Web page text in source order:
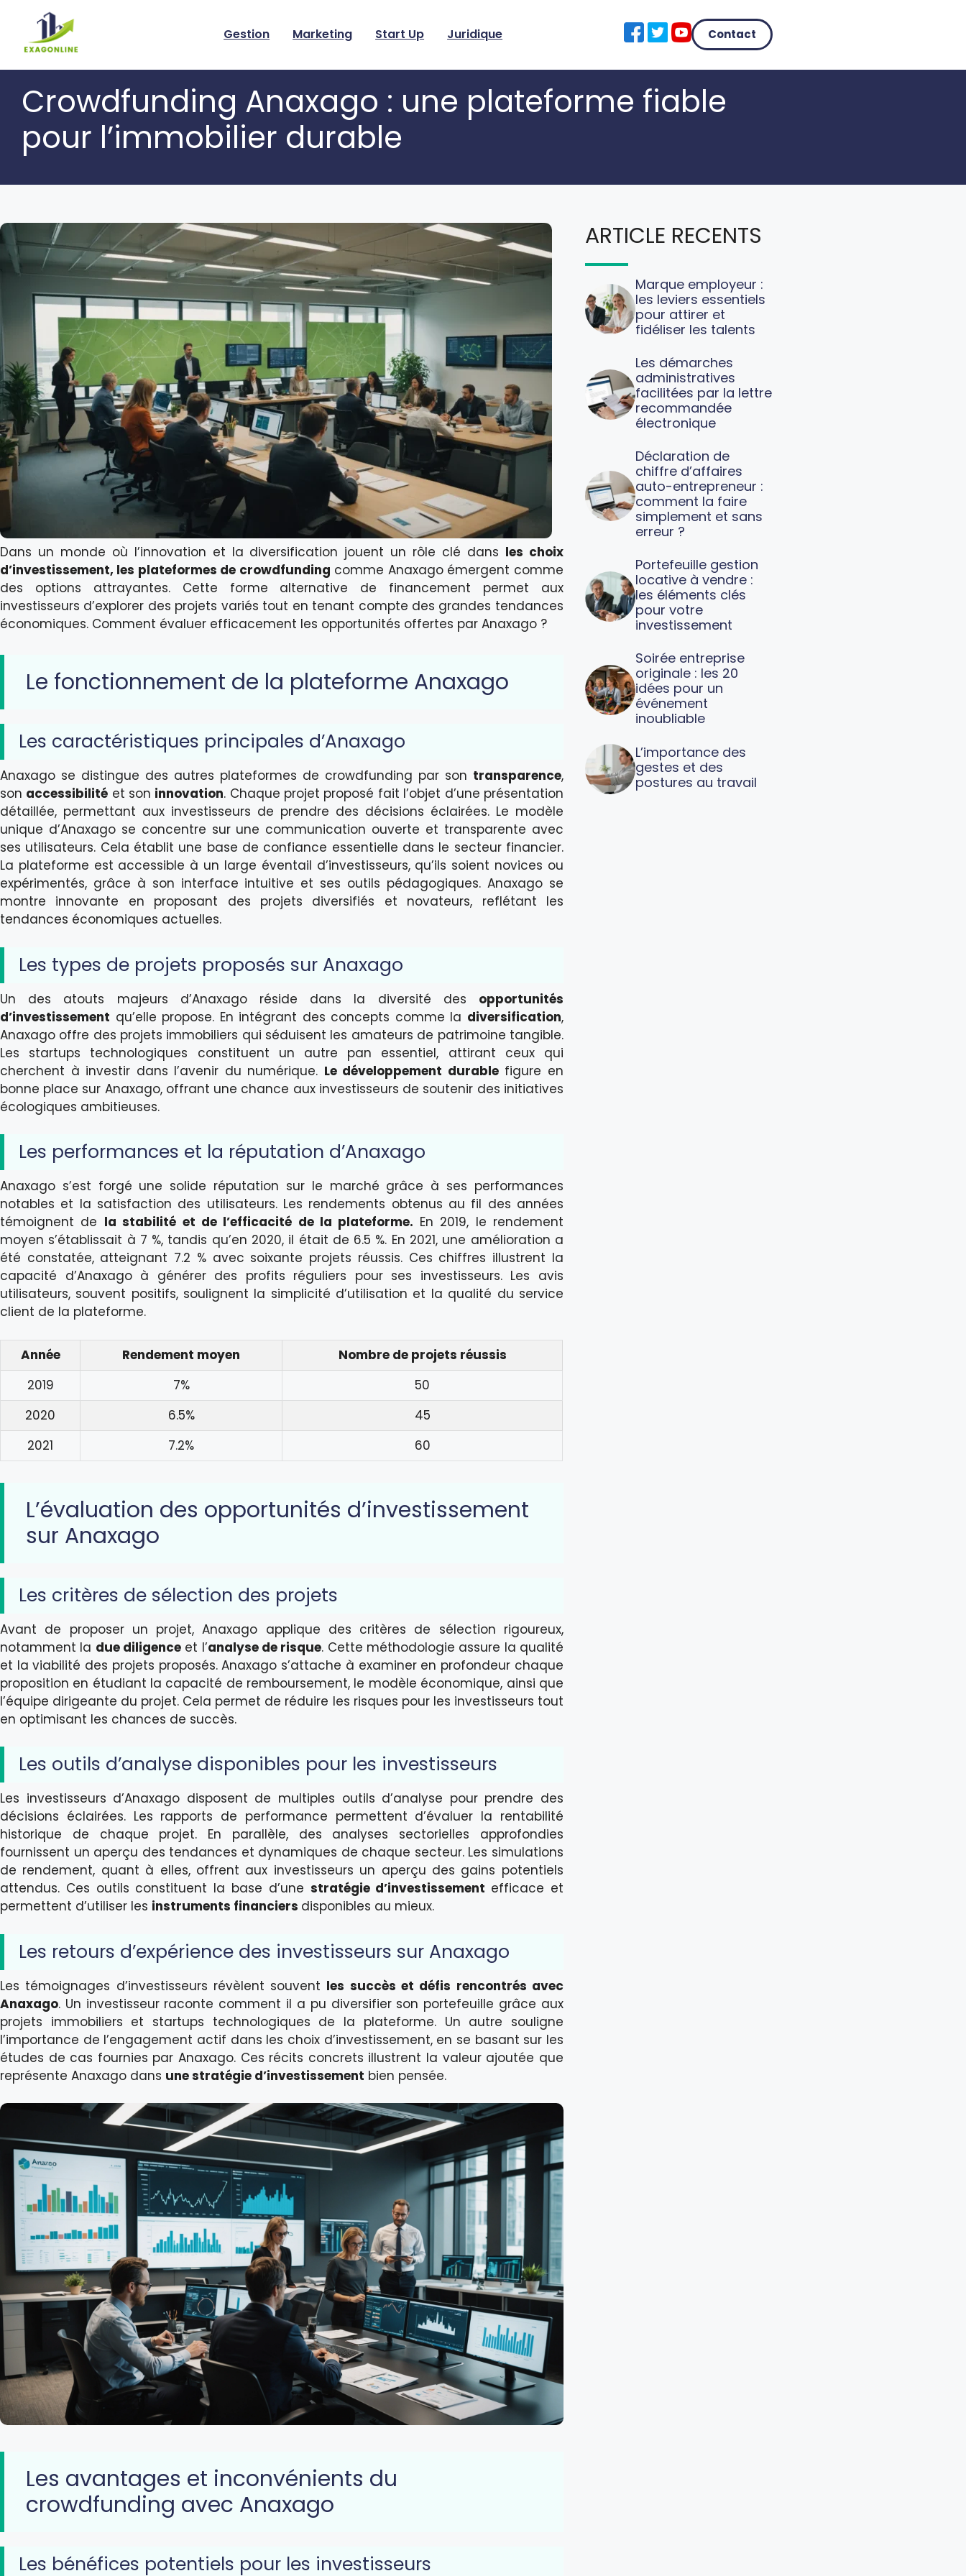
content
Gestion Marketing Start Up Juridique Contact
Crowdfunding Anaxago : une plateforme fiable
pour l’immobilier durable
Dans un monde où l’innovation et la diversification jouent un rôle clé dans les choix
d’investissement, les plateformes de crowdfunding comme Anaxago émergent comme
des options attrayantes. Cette forme alternative de financement permet aux
investisseurs d’explorer des projets variés tout en tenant compte des grandes tendances
économiques. Comment évaluer efficacement les opportunités offertes par Anaxago ?
Le fonctionnement de la plateforme Anaxago
Les caractéristiques principales d’Anaxago
Anaxago se distingue des autres plateformes de crowdfunding par son transparence,
son accessibilité et son innovation. Chaque projet proposé fait l’objet d’une présentation
détaillée, permettant aux investisseurs de prendre des décisions éclairées. Le modèle
unique d’Anaxago se concentre sur une communication ouverte et transparente avec
ses utilisateurs. Cela établit une base de confiance essentielle dans le secteur financier.
La plateforme est accessible à un large éventail d’investisseurs, qu’ils soient novices ou
expérimentés, grâce à son interface intuitive et ses outils pédagogiques. Anaxago se
montre innovante en proposant des projets diversifiés et novateurs, reflétant les
tendances économiques actuelles.
Les types de projets proposés sur Anaxago
Un des atouts majeurs d’Anaxago réside dans la diversité des opportunités
d’investissement qu’elle propose. En intégrant des concepts comme la diversification,
Anaxago offre des projets immobiliers qui séduisent les amateurs de patrimoine tangible.
Les startups technologiques constituent un autre pan essentiel, attirant ceux qui
cherchent à investir dans l’avenir du numérique. Le développement durablefigure en
bonne place sur Anaxago, offrant une chance aux investisseurs de soutenir des initiatives
écologiques ambitieuses.
Les performances et la réputation d’Anaxago
Anaxago s’est forgé une solide réputation sur le marché grâce à ses performances
notables et la satisfaction des utilisateurs. Les rendements obtenus au fil des années
témoignent de la stabilité et de l’efficacité de la plateforme. En 2019, le rendement
moyen s’établissait à 7 %, tandis qu’en 2020, il était de 6.5 %. En 2021, une amélioration a
été constatée, atteignant 7.2 % avec soixante projets réussis. Ces chiffres illustrent la
capacité d’Anaxago à générer des profits réguliers pour ses investisseurs. Les avis
utilisateurs, souvent positifs, soulignent la simplicité d’utilisation et la qualité du service
client de la plateforme.
Année Rendement moyen
Nombre de projets réussis
2019
7%
50
2020
6.5%
45
2021
7.2% 60
L’évaluation des opportunités d’investissement
sur Anaxago
Les critères de sélection des projets
Avant de proposer un projet, Anaxago applique des critères de sélection rigoureux,
notamment la due diligenceet l’analyse de risque. Cette méthodologie assure la qualité
et la viabilité des projets proposés. Anaxago s’attache à examiner en profondeur chaque
proposition en étudiant la capacité de remboursement, le modèle économique, ainsi que
l’équipe dirigeante du projet. Cela permet de réduire les risques pour les investisseurs tout
en optimisant les chances de succès.
Les outils d’analyse disponibles pour les investisseurs
Les investisseurs d’Anaxago disposent de multiples outils d’analyse pour prendre des
décisions éclairées. Les rapports de performance permettent d’évaluer la rentabilité
historique de chaque projet. En parallèle, des analyses sectorielles approfondies
fournissent un aperçu des tendances et dynamiques de chaque secteur. Les simulations
de rendement, quant à elles, offrent aux investisseurs un aperçu des gains potentiels
attendus. Ces outils constituent la base d’une stratégie d’investissement efficace et
permettent d’utiliser les instruments financiers disponibles au mieux.
Les retours d’expérience des investisseurs sur Anaxago
Les témoignages d’investisseurs révèlent souvent les succès et défis rencontrés avec
Anaxago. Un investisseur raconte comment il a pu diversifier son portefeuille grâce aux
projets immobiliers et startups technologiques de la plateforme. Un autre souligne
l’importance de l’engagement actif dans les choix d’investissement, en se basant sur les
études de cas fournies par Anaxago. Ces récits concrets illustrent la valeur ajoutée que
représente Anaxago dans une stratégie d’investissement bien pensée.
Les avantages et inconvénients du
crowdfunding avec Anaxago
Les bénéfices potentiels pour les investisseurs
ARTICLE RECENTS
Marque employeur :
les leviers essentiels
pour attirer et
fidéliser les talents
Les démarches
administratives
facilitées par la lettre
recommandée
électronique
Déclaration de
chiffre d’affaires
auto-entrepreneur :
comment la faire
simplement et sans
erreur ?
Portefeuille gestion
locative à vendre :
les éléments clés
pour votre
investissement
Soirée entreprise
originale : les 20
idées pour un
événement
inoubliable
L’importance des
gestes et des
postures au travail